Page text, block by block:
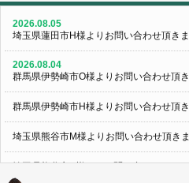
2026.08.05
埼玉県蓮田市H様よりお問い合わせ頂き
2026.08.04
群馬県伊勢崎市O様よりお問い合わせ頂
群馬県伊勢崎市H様よりお問い合わせ頂
埼玉県熊谷市M様よりお問い合わせ頂き
埼玉県熊谷市S様よりお問い合わせ頂き